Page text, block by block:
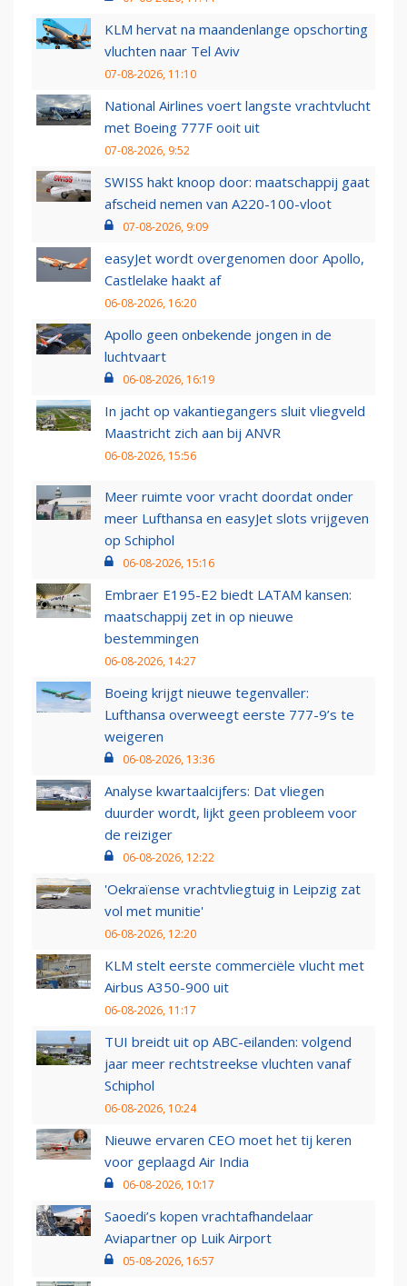
KLM hervat na maandenlange opschorting
vluchten naar Tel Aviv
07-08-2026, 11:10
National Airlines voert langste vrachtvlucht
met Boeing 777F ooit uit
07-08-2026, 9:52
SWISS hakt knoop door: maatschappij gaat
afscheid nemen van A220-100-vloot
07-08-2026, 9:09
easyJet wordt overgenomen door Apollo,
Castlelake haakt af
06-08-2026, 16:20
Apollo geen onbekende jongen in de
luchtvaart
06-08-2026, 16:19
In jacht op vakantiegangers sluit vliegveld
Maastricht zich aan bij ANVR
06-08-2026, 15:56
Meer ruimte voor vracht doordat onder
meer Lufthansa en easyJet slots vrijgeven
op Schiphol
06-08-2026, 15:16
Embraer E195-E2 biedt LATAM kansen:
maatschappij zet in op nieuwe
bestemmingen
06-08-2026, 14:27
Boeing krijgt nieuwe tegenvaller:
Lufthansa overweegt eerste 777-9’s te
weigeren
06-08-2026, 13:36
Analyse kwartaalcijfers: Dat vliegen
duurder wordt, lijkt geen probleem voor
de reiziger
06-08-2026, 12:22
'Oekraïense vrachtvliegtuig in Leipzig zat
vol met munitie'
06-08-2026, 12:20
KLM stelt eerste commerciële vlucht met
Airbus A350-900 uit
06-08-2026, 11:17
TUI breidt uit op ABC-eilanden: volgend
jaar meer rechtstreekse vluchten vanaf
Schiphol
06-08-2026, 10:24
Nieuwe ervaren CEO moet het tij keren
voor geplaagd Air India
06-08-2026, 10:17
Saoedi’s kopen vrachtafhandelaar
Aviapartner op Luik Airport
05-08-2026, 16:57